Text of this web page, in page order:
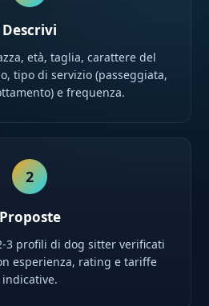
Descrivi
età, taglia, carattere del
tipo di servizio (passeggiata,
e frequenza.
2
Proposte
3 profili di dog sitter verificati
esperienza, rating e tariffe
indicative.